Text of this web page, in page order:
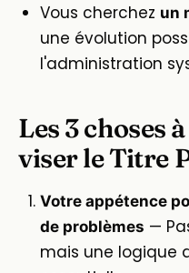
Vous cherchez un
une évolution
l'administration
Les 3 choses
viser le Titre
Votre appétence
de problèmes —
mais une logique